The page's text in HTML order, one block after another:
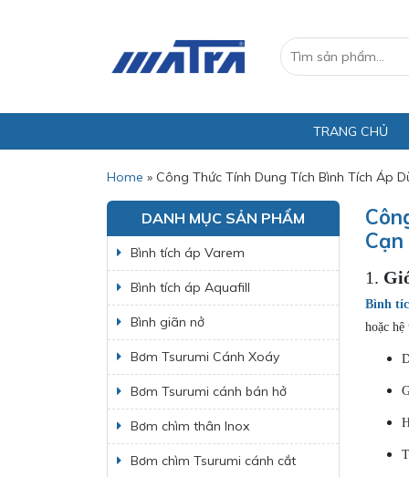
TRANG CHỦ
Home » Công Thức Tính Dung Tích Bình Tích Áp
Cạn
1.
Bình
hoặc
DANH MỤC SẢN PHẨM
Bình tích áp Varem
Bình tích áp Aquafill
Bình giãn nở
Bơm Tsurumi Cánh Xoáy
Bơm Tsurumi cánh bán hở
Bơm chìm thân Inox
Bơm chìm Tsurumi cánh cắt